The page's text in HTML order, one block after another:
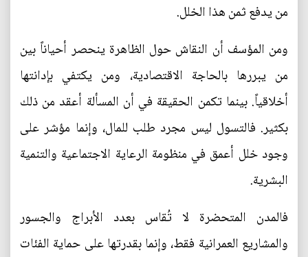
من يدفع ثمن هذا الخلل.
ومن المؤسف أن النقاش حول الظاهرة ينحصر أحياناً بين
من يبررها بالحاجة الاقتصادية، ومن يكتفي بإدانتها
أخلاقياً. بينما تكمن الحقيقة في أن المسألة أعقد من ذلك
بكثير. فالتسول ليس مجرد طلب للمال، وإنما مؤشر على
وجود خلل أعمق في منظومة الرعاية الاجتماعية والتنمية
البشرية.
فالمدن المتحضرة لا تُقاس بعدد الأبراج والجسور
والمشاريع العمرانية فقط، وإنما بقدرتها على حماية الفئات